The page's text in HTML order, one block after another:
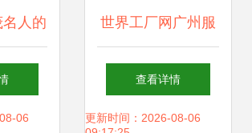
人的
地摊
06
世界工厂网广州服
装批发 T恤、牛仔
与韩版服装的采购
查看详情
更新时间：2026-08-06